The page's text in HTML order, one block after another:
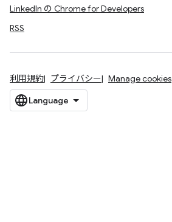
LinkedIn の Chrome for Developers
RSS
利用規約 プライバシー Manage cookies